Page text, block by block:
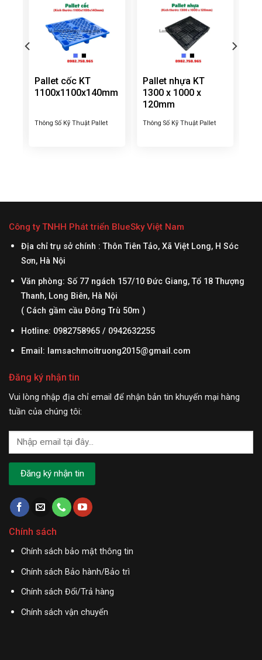
Pallet cốc KT
1100x1100x140mm
Thông Số Kỹ Thuật Pallet
từ nhựa HD/PP chất lượng
Pallet nhựa KT
1300 x 1000 x
120mm
Thông Số Kỹ Thuật Pallet
phức tạp: theo yêu...
Công ty TNHH Phát triển BlueSky Việt Nam
Địa chỉ trụ sở chính : Thôn Tiên Tảo, Xã Việt Long, H Sóc
Sơn, Hà Nội
Văn phòng: Số 77 ngách 157/10 Đức Giang, Tổ 18 Thượng
Thanh, Long Biên, Hà Nội
( Cách gầm cầu Đông Trù 50m )
Hotline: 0982758965 / 0942632255
Email: lamsachmoitruong2015@gmail.com
Đăng ký nhận tin
Vui lòng nhập địa chỉ email để nhận bản tin khuyến mại hàng
tuần của chúng tôi:
Chính sách
Chính sách bảo mật thông tin
Chính sách Bảo hành/Bảo trì
Chính sách Đổi/Trả hàng
Chính sách vận chuyển